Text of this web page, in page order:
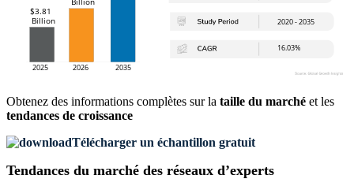
Obtenez des informations complètes sur la taille du marché et les
tendances de croissance
Télécharger un échantillon gratuit
Tendances du marché des réseaux d’experts